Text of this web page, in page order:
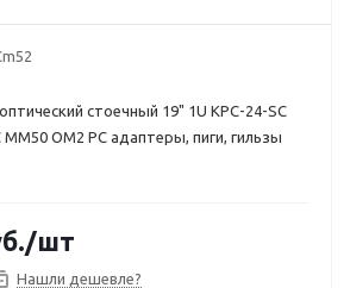
стоечный 19" 1U КРС-24-SC
MM50 OM2 PC адаптеры, пиги, гильзы
/шт
Нашли дешевле?